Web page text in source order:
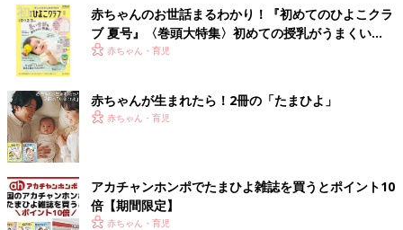
赤ちゃんのお世話まるわかり！『初めてのひよこクラ
ブ 夏号』〈巻頭大特集〉初めての授乳がうまくい
く！ おっぱい・ミルクの基本と夏のトラブル 解決テ
赤ちゃん・育児
赤ちゃんが生まれたら！2冊の「たまひよ」
赤ちゃん・育児
アカチャンホンポでたまひよ雑誌を買うとポイント10
倍【期間限定】
赤ちゃん・育児